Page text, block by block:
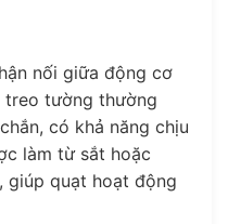
nối giữa động cơ
treo tường thường
có khả năng chịu
làm từ sắt hoặc
giúp quạt hoạt động